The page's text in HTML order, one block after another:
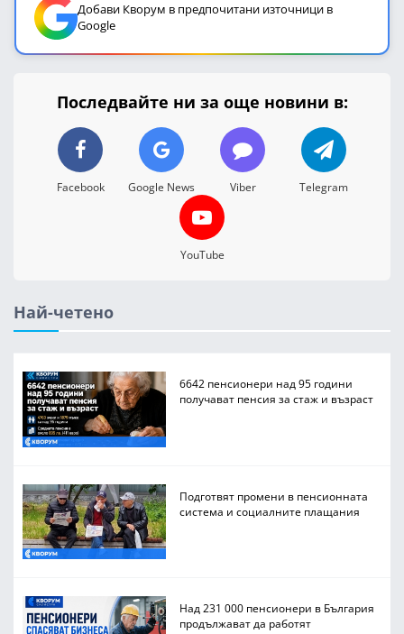
Добави Кворум в предпочитани източници в
Google
Последвайте ни за още новини в:
Facebook Google News Viber Telegram
YouTube
Най-четено
6642 пенсионери над 95 години
получават пенсия за стаж и възраст
Подготвят промени в пенсионната
система и социалните плащания
Над 231 000 пенсионери в България
продължават да работят